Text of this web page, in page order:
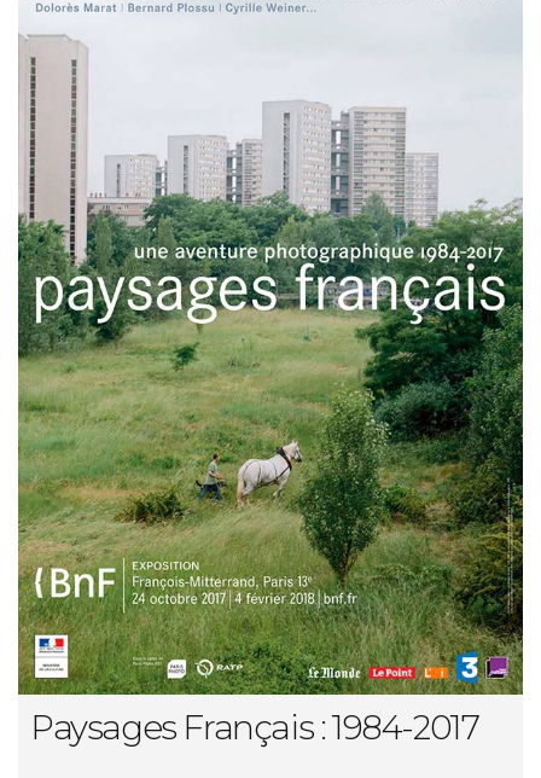
Paysages Français : 1984-2017